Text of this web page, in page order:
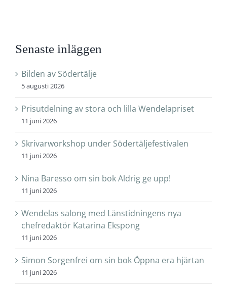
Senaste inläggen
Bilden av Södertälje
5 augusti 2026
Prisutdelning av stora och lilla Wendelapriset
11 juni 2026
Skrivarworkshop under Södertäljefestivalen
11 juni 2026
Nina Baresso om sin bok Aldrig ge upp!
11 juni 2026
Wendelas salong med Länstidningens nya
chefredaktör Katarina Ekspong
11 juni 2026
Simon Sorgenfrei om sin bok Öppna era hjärtan
11 juni 2026